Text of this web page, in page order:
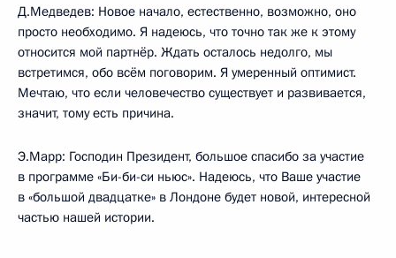
Д.Медведев: Новое начало, естественно, возможно, оно
просто необходимо. Я надеюсь, что точно так же к этому
относится мой партнёр. Ждать осталось недолго, мы
встретимся, обо всём поговорим. Я умеренный оптимист.
Мечтаю, что если человечество существует и развивается,
значит, тому есть причина.
Э.Марр: Господин Президент, большое спасибо за участие
в программе «Би-би-си ньюс». Надеюсь, что Ваше участие
в «большой двадцатке» в Лондоне будет новой, интересной
частью нашей истории.